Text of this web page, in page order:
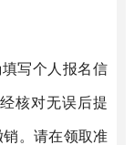
写个人报名信
核对无误后提
。请在领取准